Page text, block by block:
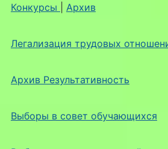
Конкурсы Архив
Легализация трудовых
Архив Результативность
Выборы в совет обучающихся